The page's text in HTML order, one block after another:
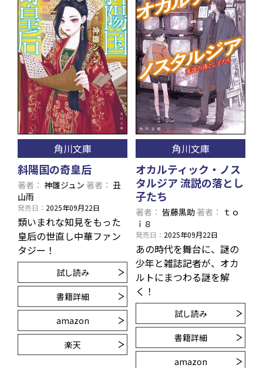
角川文庫
斜陽国の奇皇后
著者 神雛ジュン 著者
丑
山雨
発売日 2025年09月22日
類いまれな知見をもった
皇后の世直し中華ファン
タジー！
試し読み
書籍詳細
amazon
楽天
角川文庫
オカルティック・ノス
タルジア 流説の落とし
子たち
著者 皆藤黒助著者
ｔｏ
ｉ８
発売日 2025年09月22日
あの時代を舞台に、謎の
少年と雑誌記者が、オカ
ルトにまつわる謎を解
く！
試し読み
書籍詳細
amazon